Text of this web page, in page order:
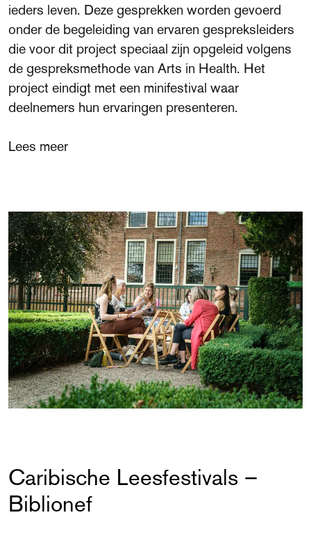
Publicaties
Vacatures
Contact
Schrijf je in voor de nieuwsbrief
ieders leven. Deze gesprekken worden gevoerd
onder de begeleiding van ervaren gespreksleiders
die voor dit project speciaal zijn opgeleid volgens
de gespreksmethode van Arts in Health. Het
project eindigt met een minifestival waar
deelnemers hun ervaringen presenteren.
Lees meer
Caribische Leesfestivals –
Biblionef